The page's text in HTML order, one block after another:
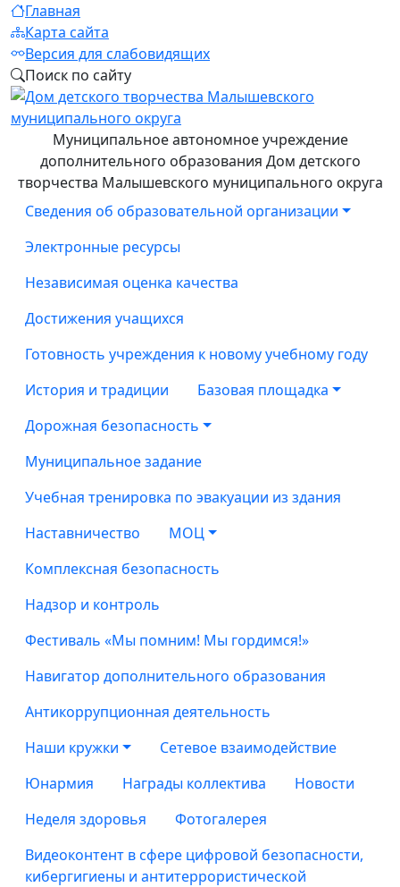
Главная
Карта сайта
Версия для слабовидящих
Поиск по сайту
Муниципальное автономное учреждение
дополнительного образования Дом детского
творчества Малышевского муниципального округа
Сведения об образовательной организации
Электронные ресурсы
Независимая оценка качества
Достижения учащихся
Готовность учреждения к новому учебному году
История и традиции
Базовая площадка
Дорожная безопасность
Муниципальное задание
Учебная тренировка по эвакуации из здания
Наставничество
МОЦ
Комплексная безопасность
Надзор и контроль
Фестиваль «Мы помним! Мы гордимся!»
Навигатор дополнительного образования
Антикоррупционная деятельность
Наши кружки
Сетевое взаимодействие
Юнармия
Награды коллектива
Новости
Неделя здоровья
Фотогалерея
Видеоконтент в сфере цифровой безопасности,
кибергигиены и антитеррористической